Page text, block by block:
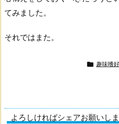
てみました。
それではまた。
 趣味嗜好
よろしければシェアお願いし